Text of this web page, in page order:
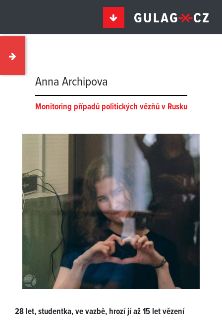
Anna Archipova
Monitoring případů politických vězňů v Rusku
28 let, studentka, ve vazbě, hrozí jí až 15 let vězení